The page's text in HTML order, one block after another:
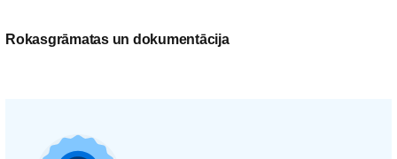
Rokasgrāmatas un dokumentācija